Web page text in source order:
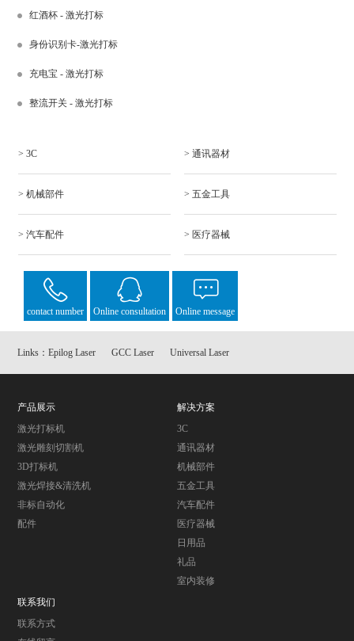
红酒杯 - 激光打标
身份识别卡-激光打标
充电宝 - 激光打标
整流开关 - 激光打标
> 3C > 通讯器材
> 机械部件 > 五金工具
> 汽车配件 > 医疗器械
contact number Online consultation Online message
Links：Epilog Laser GCC Laser Universal Laser
产品展示
激光打标机
激光雕刻切割机
3D打标机
激光焊接&清洗机
非标自动化
配件
解决方案
3C
通讯器材
机械部件
五金工具
汽车配件
医疗器械
日用品
礼品
室内装修
联系我们
联系方式